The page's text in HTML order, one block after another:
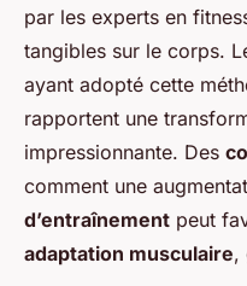
par les experts en
tangibles sur le corps.
ayant adopté cette
rapportent une
impressionnante. Des
comment une
d’entraînement peut
adaptation musculaire,